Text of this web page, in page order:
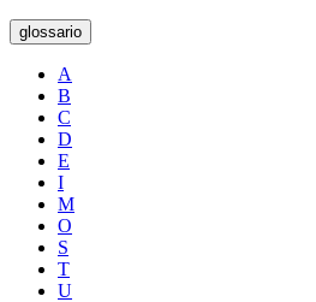
glossario
A
B
C
D
E
I
M
O
S
T
U